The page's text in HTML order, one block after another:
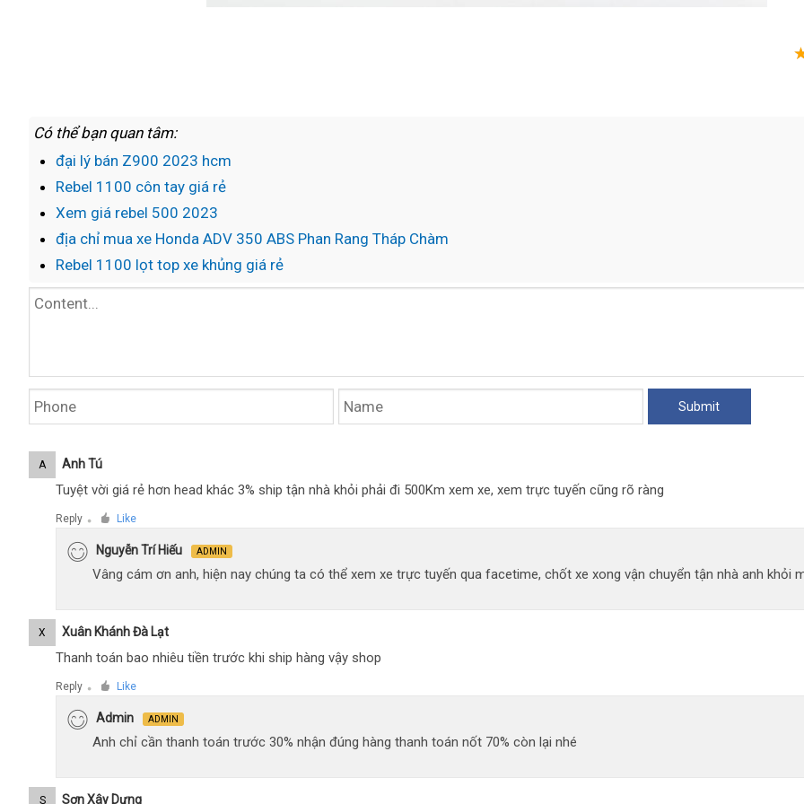
Có thể bạn quan tâm:
đại lý bán Z900 2023 hcm
Rebel 1100 côn tay giá rẻ
Xem giá rebel 500 2023
địa chỉ mua xe Honda ADV 350 ABS Phan Rang Tháp Chàm
Rebel 1100 lọt top xe khủng giá rẻ
A Anh Tú
Tuyệt vời giá rẻ hơn head khác 3% ship tận nhà khỏi phải đi 500Km xem xe, xem trực tuyến cũng rõ ràng
Reply ● Like
Nguyễn Trí Hiếu ADMIN
Vâng cám ơn anh, hiện nay chúng ta có thể xem xe trực tuyến qua facetime, chốt xe xong vận chuyển tận nhà anh khỏi
X Xuân Khánh Đà Lạt
Thanh toán bao nhiêu tiền trước khi ship hàng vậy shop
Reply ● Like
Admin ADMIN
Anh chỉ cần thanh toán trước 30% nhận đúng hàng thanh toán nốt 70% còn lại nhé
S Sơn Xây Dựng